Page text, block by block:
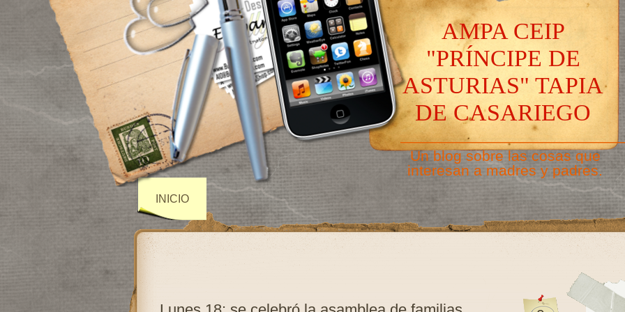
AMPA CEIP
"PRÍNCIPE DE
ASTURIAS" TAPIA
DE CASARIEGO
Un blog sobre las cosas que
interesan a madres y padres.
INICIO